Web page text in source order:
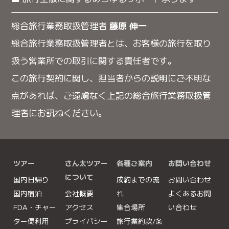
総合旅行業務取扱管理者藤原 伸一
総合旅行業務取扱管理者とは、お客様の旅行を取り
扱う営業所での取引に関する責任者です。
この旅行契約に関し、担当者からの説明にご不明な
点があれば、ご遠慮なく上記の総合旅行業務取扱管
理者にお訊ねください。
ツアー
国内日帰り
国内宿泊
FDA・チャー
ター便利用
さん太ツアー
について
会社概要
アクセス
プライバシー
各種ご案内
成約までの流
れ
集合場所
旅行業約款/条
お問い合わせ
お問い合わせ
よくあるお問
い合わせ